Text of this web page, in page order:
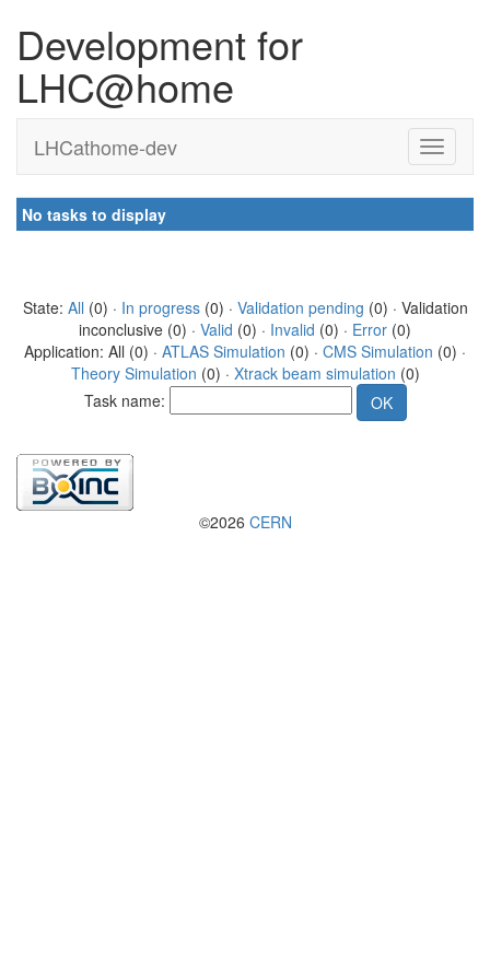
Development for
LHC@home
LHCathome-dev
No tasks to display
State: All (0) · In progress(0) · Validation pending (0) · Validation
inconclusive (0) · Valid (0) · Invalid (0) · Error (0)
Application: All (0) · ATLAS Simulation (0) · CMS Simulation (0) ·
Theory Simulation (0) · Xtrack beam simulation (0)
Task name:
©2026 CERN